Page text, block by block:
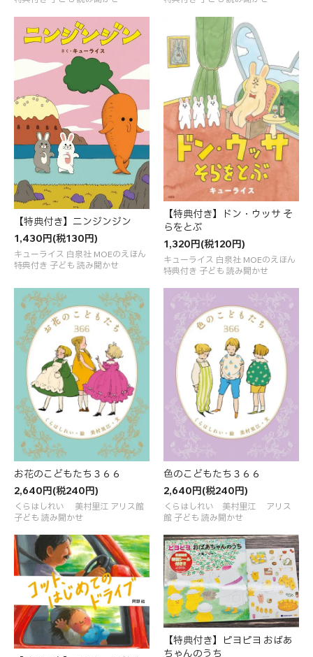
【特典付き】ニンジンジン
1,430円(税130円)
キューライス 白泉社 MOEのえほん
特典付き 子ども 読み聞かせ
【特典付き】ドン・ウッサ そ
らをとぶ
1,320円(税120円)
キューライス 白泉社 MOEのえほん
特典付き 子ども 読み聞かせ
お花のこどもたち３６６
2,640円(税240円)
くらはしれい 美村里江 アリス館
子ども 読み聞かせ
色のこどもたち３６６
2,640円(税240円)
くらはしれい 美村里江 アリス
館 子ども 読み聞かせ
【特典付き】ピヨピヨ おばあ
ちゃんのうち